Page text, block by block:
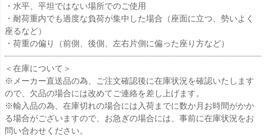
・水平、平坦ではない場所でのご使用
・耐荷重内でも過度な負荷が集中した場合（座面に立つ、勢いよく
座るなど）
・荷重の偏り（前側、後側、左右片側に偏った座り方など）
＜在庫について＞
※メーカー直送品の為、ご注文確認後に在庫状況を確認いたします
ので、欠品の場合には改めてご連絡を差し上げます。
※輸入品の為、在庫切れの場合には入荷までに数か月お時間がかか
る場合がございますので、お急ぎの場合には、事前に在庫状況をお
問い合わせください。